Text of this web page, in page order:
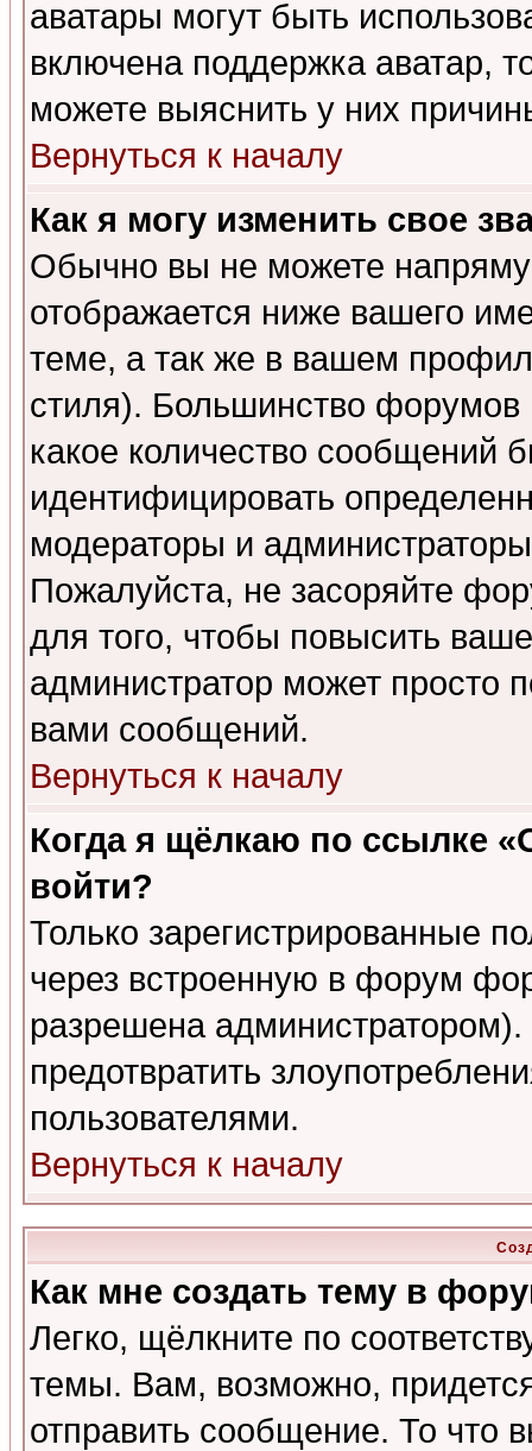
аватары могут быть
включена поддержка аватар,
можете выяснить у них
Вернуться к началу
Как я могу изменить свое
Обычно вы не можете
отображается ниже вашего
теме, а так же в вашем
стиля). Большинство форумов
какое количество сообщений
идентифицировать
модераторы и
Пожалуйста, не засоряйте
для того, чтобы повысить
администратор может просто
вами сообщений.
Вернуться к началу
Когда я щёлкаю по ссылке
войти?
Только зарегистрированные
через встроенную в форум
разрешена
предотвратить
пользователями.
Вернуться к началу
Как мне создать тему в
Легко, щёлкните по
темы. Вам, возможно,
отправить сообщение. То что